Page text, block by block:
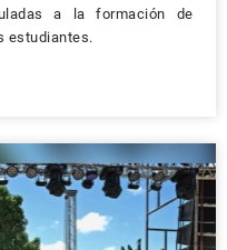
a la formación de
estudiantes.